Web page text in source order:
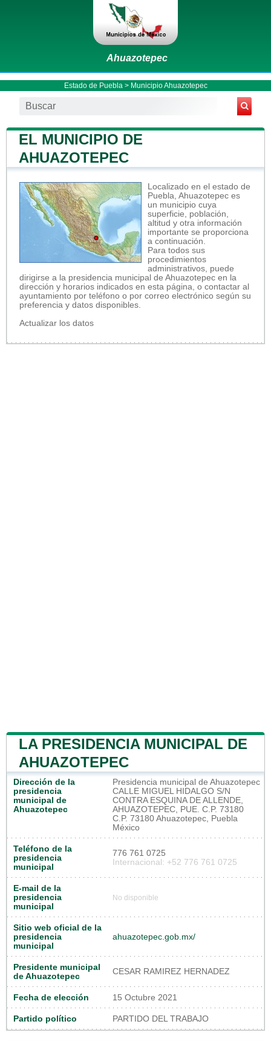
Ahuazotepec
Estado de Puebla > Municipio Ahuazotepec
EL MUNICIPIO DE
AHUAZOTEPEC
Localizado en el estado de
Puebla, Ahuazotepec es
un municipio cuya
superficie, población,
altitud y otra información
importante se proporciona
a continuación.
Para todos sus
procedimientos
administrativos, puede
dirigirse a la presidencia municipal de Ahuazotepec en la
dirección y horarios indicados en esta página, o contactar al
ayuntamiento por teléfono o por correo electrónico según su
preferencia y datos disponibles.
Actualizar los datos
LA PRESIDENCIA MUNICIPAL DE
AHUAZOTEPEC
Dirección de la
presidencia
municipal de
Ahuazotepec
Presidencia municipal de Ahuazotepec
CALLE MIGUEL HIDALGO S/N
CONTRA ESQUINA DE ALLENDE,
AHUAZOTEPEC, PUE. C.P. 73180
C.P. 73180 Ahuazotepec, Puebla
México
Teléfono de la
presidencia
municipal
776 761 0725
Internacional: +52 776 761 0725
E-mail de la
presidencia
municipal
No disponible
Sitio web oficial de la
presidencia
municipal
ahuazotepec.gob.mx/
Presidente municipal
de Ahuazotepec
CESAR RAMIREZ HERNADEZ
Fecha de elección 15 Octubre 2021
Partido político PARTIDO DEL TRABAJO